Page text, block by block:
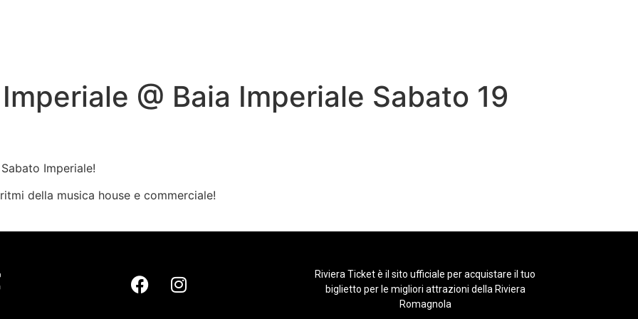
@ Baia Imperiale Sabato 19
Imperiale!
della musica house e commerciale!
Riviera Ticket è il sito ufficiale per acquistare il tuo
biglietto per le migliori attrazioni della Riviera
Romagnola